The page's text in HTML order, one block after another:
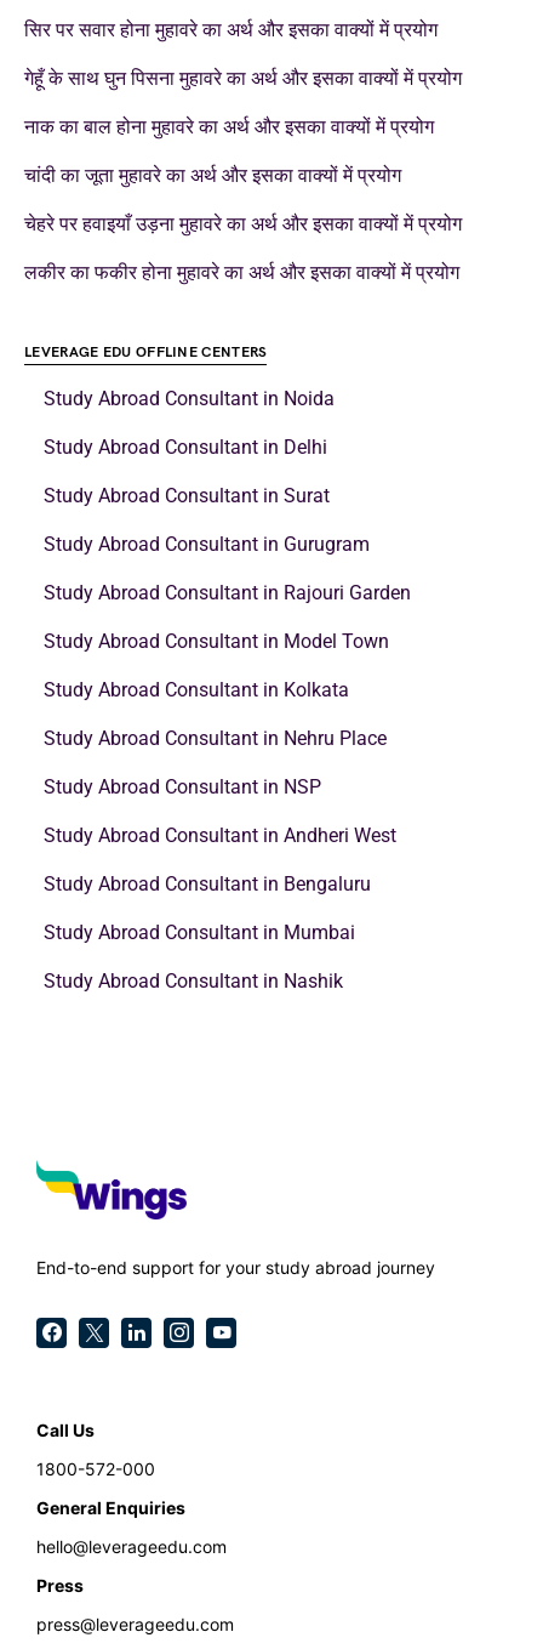
सिर पर सवार होना मुहावरे का अर्थ और इसका वाक्यों में प्रयोग
गेहूँ के साथ घुन पिसना मुहावरे का अर्थ और इसका वाक्यों में प्रयोग
नाक का बाल होना मुहावरे का अर्थ और इसका वाक्यों में प्रयोग
चांदी का जूता मुहावरे का अर्थ और इसका वाक्यों में प्रयोग
चेहरे पर हवाइयाँ उड़ना मुहावरे का अर्थ और इसका वाक्यों में प्रयोग
लकीर का फकीर होना मुहावरे का अर्थ और इसका वाक्यों में प्रयोग
LEVERAGE EDU OFFLINE CENTERS
Study Abroad Consultant in Noida
Study Abroad Consultant in Delhi
Study Abroad Consultant in Surat
Study Abroad Consultant in Gurugram
Study Abroad Consultant in Rajouri Garden
Study Abroad Consultant in Model Town
Study Abroad Consultant in Kolkata
Study Abroad Consultant in Nehru Place
Study Abroad Consultant in NSP
Study Abroad Consultant in Andheri West
Study Abroad Consultant in Bengaluru
Study Abroad Consultant in Mumbai
Study Abroad Consultant in Nashik
End-to-end support for your study abroad journey
Call Us
1800-572-000
General Enquiries
hello@leverageedu.com
Press
press@leverageedu.com